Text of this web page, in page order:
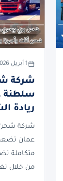
1 أبريل 2026
شركة
ريادة
شركة شحن
عمان
متكاملة
من خلال